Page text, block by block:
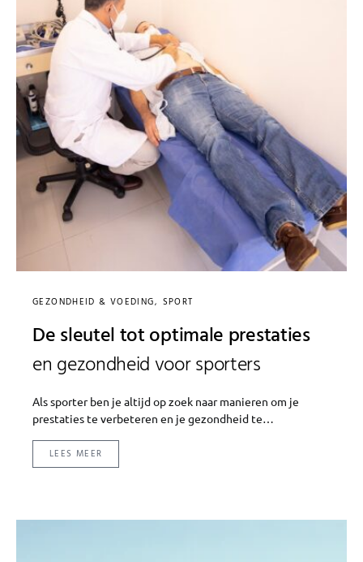
GEZONDHEID & VOEDING SPORT
De sleutel tot optimale prestaties
en gezondheid voor sporters
Als sporter ben je altijd op zoek naar manieren om je
prestaties te verbeteren en je gezondheid te…
LEES MEER